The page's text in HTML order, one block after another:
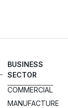
BUSINESS
SECTOR
COMMERCIAL
MANUFACTURE